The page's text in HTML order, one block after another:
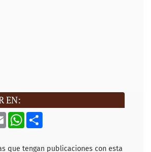
EN:
E
m
l
W
s
S
e
que tengan publicaciones con esta